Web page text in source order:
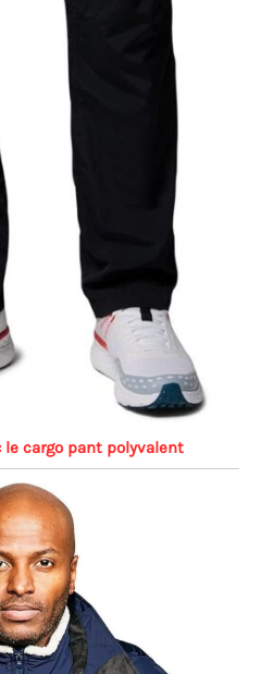
le cargo pant polyvalent